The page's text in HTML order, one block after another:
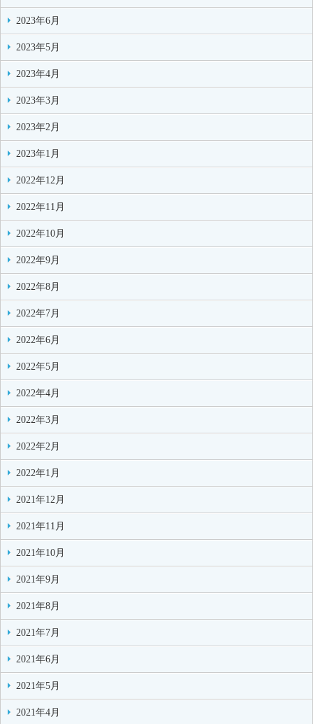
2023年6月
2023年5月
2023年4月
2023年3月
2023年2月
2023年1月
2022年12月
2022年11月
2022年10月
2022年9月
2022年8月
2022年7月
2022年6月
2022年5月
2022年4月
2022年3月
2022年2月
2022年1月
2021年12月
2021年11月
2021年10月
2021年9月
2021年8月
2021年7月
2021年6月
2021年5月
2021年4月